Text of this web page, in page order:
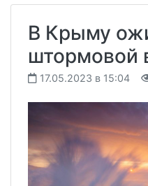
В Крыму
штормовой
17.05.2023 в 15:04